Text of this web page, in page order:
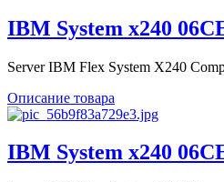
IBM System x240
Server IBM Flex System X240
Описание товара
IBM System x240